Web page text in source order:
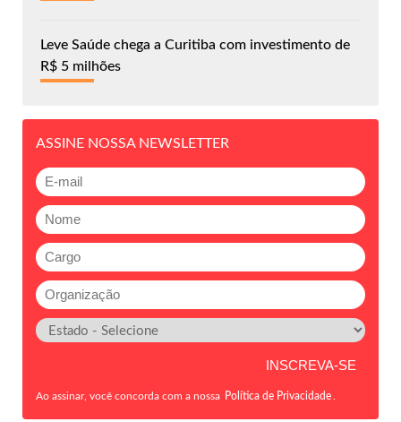
Leve Saúde chega a Curitiba com investimento de
R$ 5 milhões
ASSINE NOSSA NEWSLETTER
Ao assinar, você concorda com a nossa Política de Privacidade